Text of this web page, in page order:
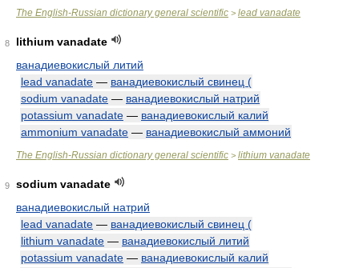
The English-Russian dictionary general scientific > lead vanadate
8
lithium vanadate
ванадиевокислый литий
lead vanadate — ванадиевокислый свинец (
sodium vanadate — ванадиевокислый натрий
potassium vanadate — ванадиевокислый калий
ammonium vanadate — ванадиевокислый аммоний
The English-Russian dictionary general scientific > lithium vanadate
9
sodium vanadate
ванадиевокислый натрий
lead vanadate — ванадиевокислый свинец (
lithium vanadate — ванадиевокислый литий
potassium vanadate — ванадиевокислый калий